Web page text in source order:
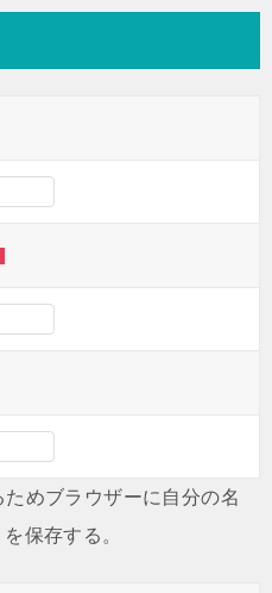
めブラウザーに自分の名
保存する。